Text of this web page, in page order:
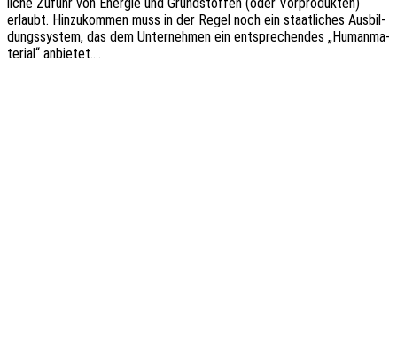
erlaubt. Hinzu­kom­men muss in der Regel noch ein staat­li­ches Ausbil­
dungs­sys­tem, das dem Unter­neh­men ein entspre­chen­des „Human­ma­
te­ri­al“ anbietet.…